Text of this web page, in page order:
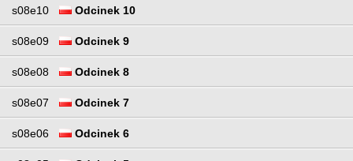
s08e10 Odcinek 10
s08e09 Odcinek 9
s08e08 Odcinek 8
s08e07 Odcinek 7
s08e06 Odcinek 6